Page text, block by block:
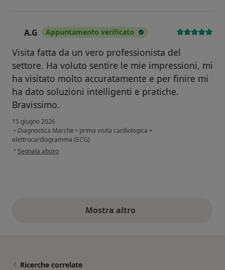
A.G Appuntamento verificato
Visita fatta da un vero professionista del
settore. Ha voluto sentire le mie impressioni, mi
ha visitato molto accuratamente e per finire mi
ha dato soluzioni intelligenti e pratiche.
Bravissimo.
15 giugno 2026
• Diagnostica Marche • prima visita cardiologica +
elettrocardiogramma (ECG)
• secondo l'opinione dell'utente A.G
Segnala abuso
Mostra altroopinioni di cui sopra
Ricerche correlate